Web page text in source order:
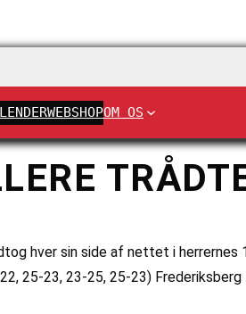
WEBSHOPOM OS
hver sin side af nettet i herrernes
25-23, 23-25, 25-23)